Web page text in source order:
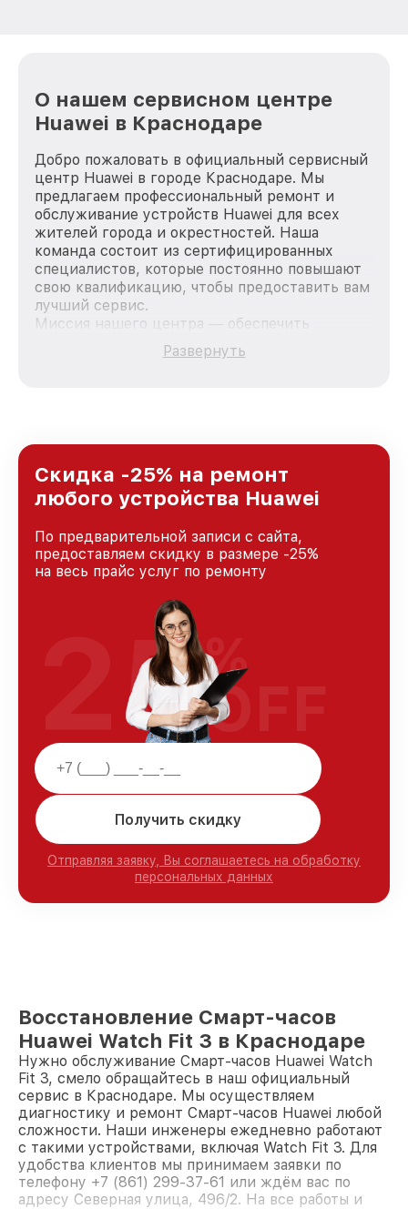
О нашем сервисном центре
Huawei в Краснодаре
Добро пожаловать в официальный сервисный
центр Huawei в городе Краснодаре. Мы
предлагаем профессиональный ремонт и
обслуживание устройств Huawei для всех
жителей города и окрестностей. Наша
команда состоит из сертифицированных
специалистов, которые постоянно повышают
свою квалификацию, чтобы предоставить вам
лучший сервис.
Миссия нашего центра — обеспечить
качественный и доступный ремонт для
каждого пользователя продукции Huawei, вне
Краснодаре, постоянно повышая уровень
доверия и лояльности наших клиентов.
Развернуть
Скидка -25% на ремонт
любого устройства Huawei
По предварительной записи с сайта,
предоставляем скидку в размере -25%
на весь прайс услуг по ремонту
Получить скидку
Отправляя заявку, Вы соглашаетесь на обработку
персональных данных
25%
OFF
Восстановление Смарт-часов
Huawei Watch Fit 3 в Краснодаре
Нужно обслуживание Смарт-часов Huawei Watch
Fit 3, смело обращайтесь в наш официальный
сервис в Краснодаре. Мы осуществляем
диагностику и ремонт Смарт-часов Huawei любой
сложности. Наши инженеры ежедневно работают
с такими устройствами, включая Watch Fit 3. Для
удобства клиентов мы принимаем заявки по
телефону +7 (861) 299-37-61 или ждём вас по
адресу Северная улица, 496/2. На все работы и